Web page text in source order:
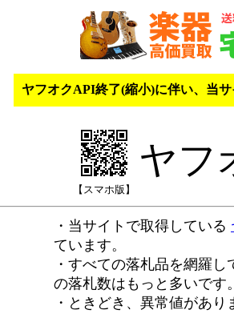
ヤフオクAPI終了(縮小)に伴い、当
【スマホ版】
ヤフ
・当サイトで取得している
ています。
・すべての落札品を網羅
の落札数はもっと多いです
・ときどき、異常値があ